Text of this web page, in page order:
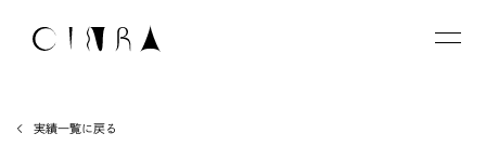
実績一覧に戻る